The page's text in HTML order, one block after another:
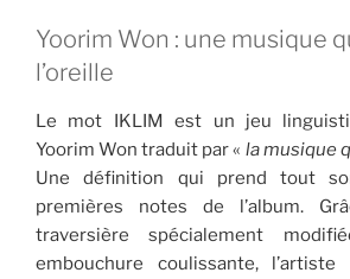
Yoorim Won : une musique
l’oreille
Le mot IKLIM est un jeu
Yoorim Won traduit par « la musique
Une définition qui prend tout
premières notes de l’album.
traversière spécialement
embouchure coulissante,